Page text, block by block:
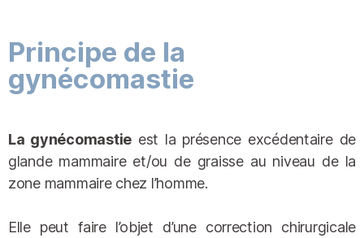
Principe de la
gynécomastie
La gynécomastie est la présence excédentaire de
glande mammaire et/ou de graisse au niveau de la
zone mammaire chez l’homme.
Elle peut faire l’objet d’une correction chirurgicale